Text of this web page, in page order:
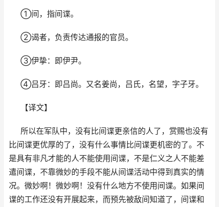
①间，指间谍。
②谒者，负责传达通报的官员。
③伊挚：即伊尹。
④吕牙：即吕尚。又名姜尚，吕氏，名望，字子牙。
【译文】
所以在军队中，没有比间谍更亲信的人了，赏赐也没有
比间谍更优厚的了，没有什么事情比间谍更机密的了。不
是具有非凡才能的人不能使用间谍，不是仁义之人不能差
遣间谍，不靠微妙的手段不能从间谍活动中得到真实的情
况。微妙啊！微妙啊！没有什么地方不使用间谍。如果间
谍的工作还没有开展起来，而预先被敌间知道了，间谍和